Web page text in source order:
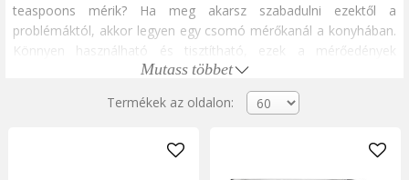
teaspoons mérik? Ha meg akarsz szabadulni ezektől a
problémáktól, akkor legyen egy csomó mérőkanál a konyhában.
Könnyen használható és tisztítható, ezek a mérőedények
minimális helyet foglalnak el a konyhában. A műanyag
mérőkanalak gyakran vidám és változatos színekben kaphatók,
még a ház legfiatalabb szakácsai számára is vonzóak.
Nagyobb mennyiségek pontos méréséhez minden méretű
Mutass többet
Termékek az oldalon: